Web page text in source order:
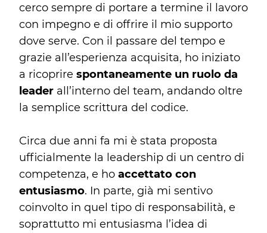
cerco sempre di portare a termine il lavoro
con impegno e di offrire il mio supporto
dove serve. Con il passare del tempo e
grazie all’esperienza acquisita, ho iniziato
a ricoprire spontaneamente un ruolo da
leader all’interno del team, andando oltre
la semplice scrittura del codice.
Circa due anni fa mi è stata proposta
ufficialmente la leadership di un centro di
competenza, e ho accettato con
entusiasmo. In parte, già mi sentivo
coinvolto in quel tipo di responsabilità, e
soprattutto mi entusiasma l’idea di